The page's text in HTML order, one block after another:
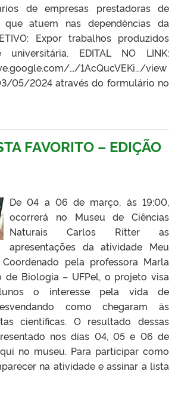
de empresas prestadoras de
atuem nas dependências da
Expor trabalhos produzidos
universitária. EDITAL NO LINK:
…/1AcQucVEKi…/view
05/2024 através do formulário no
FAVORITO – EDIÇÃO
De 04 a 06 de março, às 19:00,
ocorrerá no Museu de Ciências
Naturais Carlos Ritter as
apresentações da atividade Meu
pela professora Marla
de Biologia – UFPel, o projeto visa
o interesse pela vida de
como chegaram às
científicas. O resultado dessas
nos dias 04, 05 e 06 de
no museu. Para participar como
na atividade e assinar a lista